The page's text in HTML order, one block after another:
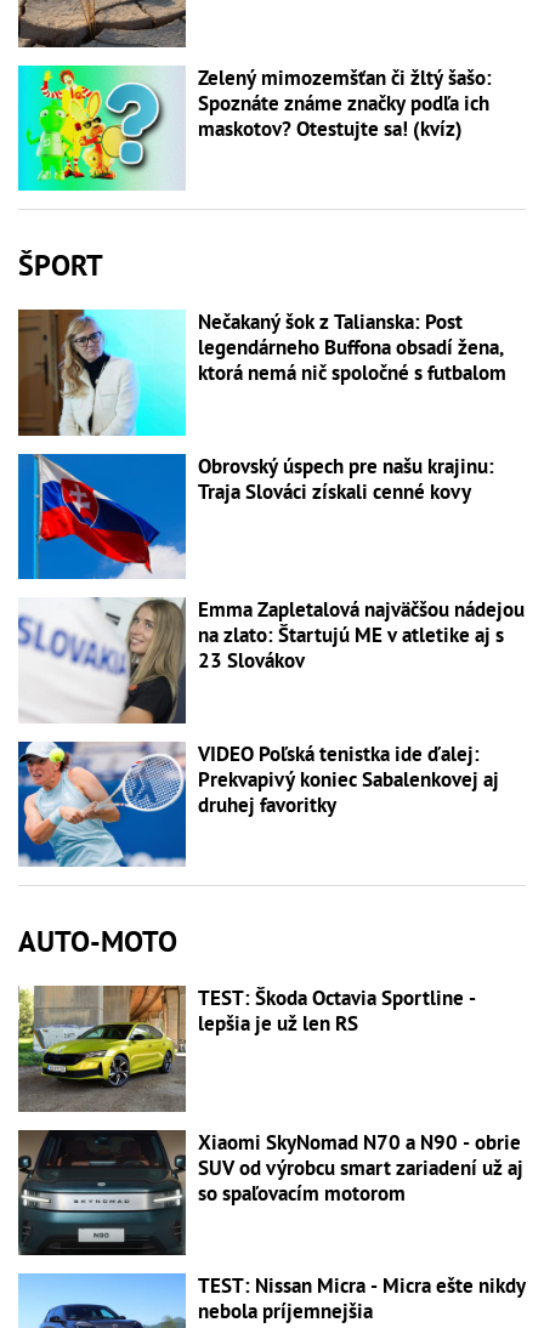
Zelený mimozemšťan či žltý šašo:
Spoznáte známe značky podľa ich
maskotov? Otestujte sa! (kvíz)
ŠPORT
Nečakaný šok z Talianska: Post
legendárneho Buffona obsadí žena,
ktorá nemá nič spoločné s futbalom
Obrovský úspech pre našu krajinu:
Traja Slováci získali cenné kovy
Emma Zapletalová najväčšou nádejou
na zlato: Štartujú ME v atletike aj s
23 Slovákov
VIDEO Poľská tenistka ide ďalej:
Prekvapivý koniec Sabalenkovej aj
druhej favoritky
AUTO-MOTO
TEST: Škoda Octavia Sportline -
lepšia je už len RS
Xiaomi SkyNomad N70 a N90 - obrie
SUV od výrobcu smart zariadení už aj
so spaľovacím motorom
TEST: Nissan Micra - Micra ešte nikdy
nebola príjemnejšia